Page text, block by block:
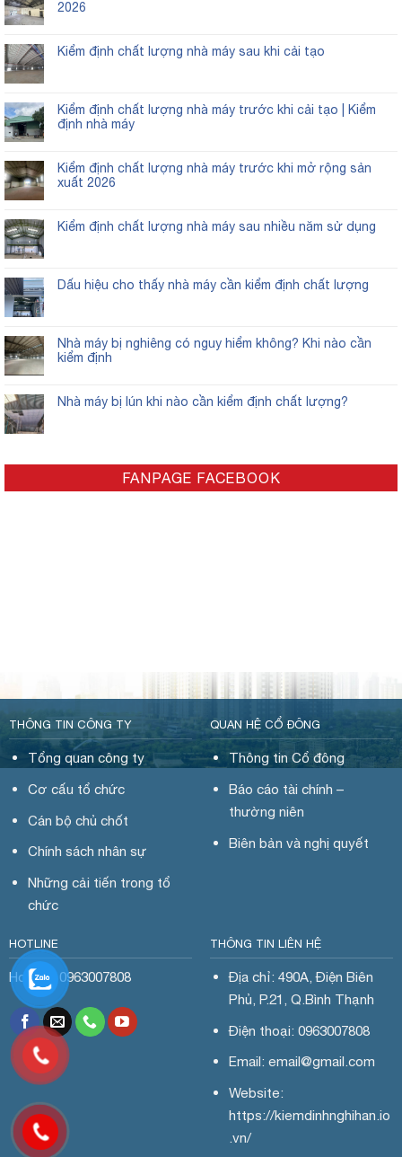
2026
Kiểm định chất lượng nhà máy sau khi cải tạo
Kiểm định chất lượng nhà máy trước khi cải tạo | Kiểm
định nhà máy
Kiểm định chất lượng nhà máy trước khi mở rộng sản
xuất 2026
Kiểm định chất lượng nhà máy sau nhiều năm sử dụng
Dấu hiệu cho thấy nhà máy cần kiểm định chất lượng
Nhà máy bị nghiêng có nguy hiểm không? Khi nào cần
kiểm định
Nhà máy bị lún khi nào cần kiểm định chất lượng?
FANPAGE FACEBOOK
THÔNG TIN CÔNG TY
Tổng quan công ty
Cơ cấu tổ chức
Cán bộ chủ chốt
Chính sách nhân sự
Những cải tiến trong tổ
chức
QUAN HỆ CỔ ĐÔNG
Thông tin Cổ đông
Báo cáo tài chính –
thường niên
Biên bản và nghị quyết
HOTLINE
Hotline: 0963007808
THÔNG TIN LIÊN HỆ
Địa chỉ: 490A, Điện Biên
Phủ, P.21, Q.Bình Thạnh
Điện thoại: 0963007808
Email: email@gmail.com
Website:
https://kiemdinhnghihan.io
.vn/